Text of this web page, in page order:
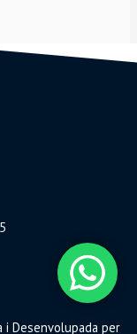
Desenvolupada per